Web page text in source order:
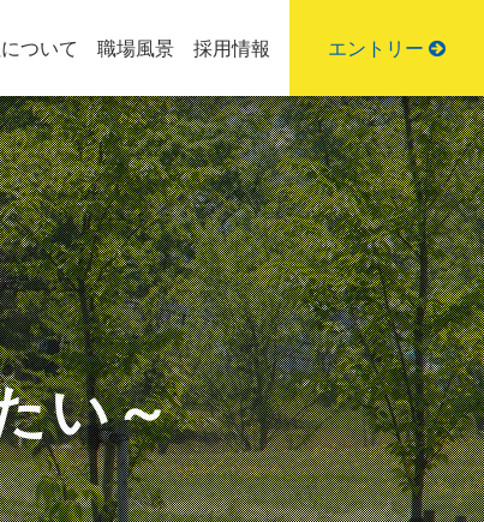
ついて 職場風景 採用情報 エントリー
い～